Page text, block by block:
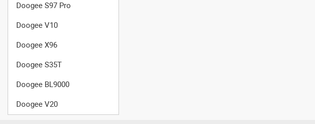
Doogee S97 Pro
Doogee V10
Doogee X96
Doogee S35T
Doogee BL9000
Doogee V20